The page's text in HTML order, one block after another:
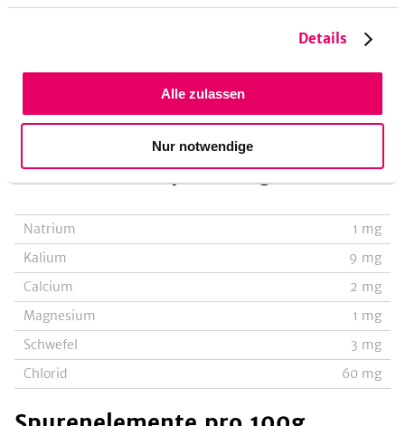
Details
Alle zulassen
Nur notwendige
µg
Vitamin B5-Pantothensäure
Vitamin B9-gesamte Folsäure
1 µg
Mineralstoffe pro 100g
Natrium 1 mg
Kalium
9 mg
Calcium
2 mg
Magnesium
1 mg
Schwefel
3 mg
Chlorid
60 mg